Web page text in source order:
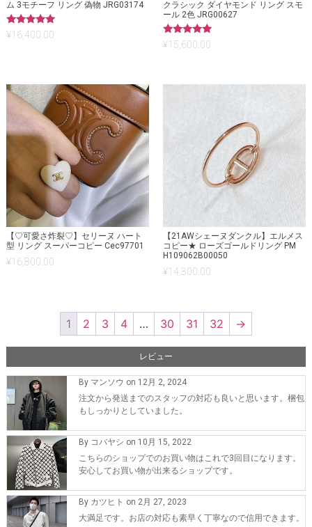
ム 3モチーフ リング 偽物 JRG03174
5段階中
5.00
¥16,400.00
クラシック ダイヤモンド リング スモ
ール 2色 JRG00627
5段階中
5.00
¥15,600.00
【♡可愛さ炸裂♡】セリーヌ ハート
型 リング スーパーコピー Cec97701
¥16,800.00
【21AWシェーヌダンクル】エルメス
コピー★ ローズゴールドリング PM
H109062B00050
¥14,300.00
1 2 3 4 … 30 31 32 →
レビュー
By マンソウ on 12月 2, 2024
注文から発送までのスタッフの対応も良いと思います。梱包
もしっかりとしていました。
By コバヤシ on 10月 15, 2022
こちらのショップでのお買い物はこれで3回目になります。
安心してお買い物が出来るショップです。
By カツヒト on 2月 27, 2023
大満足です。お店の対応も素早く丁寧なので信用できます。